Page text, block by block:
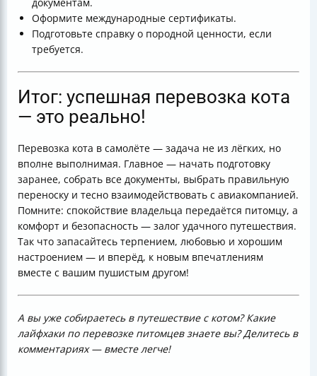
Оформите международные сертификаты.
Подготовьте справку о породной ценности, если
требуется.
Итог: успешная перевозка кота
— это реально!
Перевозка кота в самолёте — задача не из лёгких, но
вполне выполнимая. Главное — начать подготовку
заранее, собрать все документы, выбрать правильную
переноску и тесно взаимодействовать с авиакомпанией.
Помните: спокойствие владельца передаётся питомцу, а
комфорт и безопасность — залог удачного путешествия.
Так что запасайтесь терпением, любовью и хорошим
настроением — и вперёд, к новым впечатлениям
вместе с вашим пушистым другом!
А вы уже собираетесь в путешествие с котом? Какие
лайфхаки по перевозке питомцев знаете вы? Делитесь в
комментариях — вместе легче!